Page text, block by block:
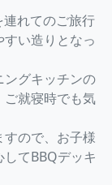
れてのご旅行
い造りとなっ
グキッチンの
ご就寝時でも気
ので、お子様
てBBQデッキ